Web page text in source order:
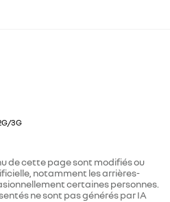
3G
de cette page sont modifiés ou
notamment les arrières-
certaines personnes.
ne sont pas générés par IA